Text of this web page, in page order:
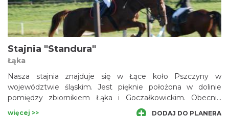
Stajnia "Standura"
Łąka
Nasza stajnia znajduje się w Łące koło Pszczyny w
województwie śląskim. Jest pięknie położona w dolinie
pomiędzy zbiornikiem Łąka i Goczałkowickim. Obecnie
nasza stajnia liczy już około 40 koni różnych ras.
więcej >> DODAJ DO PLANERA